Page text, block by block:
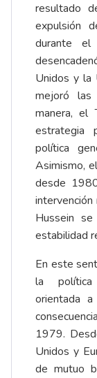
resultado
expulsión
durante
Unidos y la
mejoró
manera, el
estrategia
política
Asimismo,
desde
Hussein
estabilidad
En este
la política
orientada
1979.
Unidos y
de mutuo